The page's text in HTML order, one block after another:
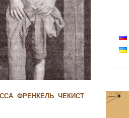
ФРЕНКЕЛЬ ЧЕКИСТ